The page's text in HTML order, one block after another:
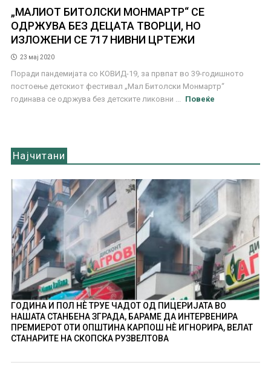
„МАЛИОТ БИТОЛСКИ МОНМАРТР“ СЕ
ОДРЖУВА БЕЗ ДЕЦАТА ТВОРЦИ, НО
ИЗЛОЖЕНИ СЕ 717 НИВНИ ЦРТЕЖИ
23 мај 2020
Поради пандемијата со КОВИД-19, за првпат во 39-годишното
постоење детскиот фестивал „Мал Битолски Монмартр“
годинава се одржува без детските ликовни ...
Повеќе
Најчитани
ГОДИНА И ПОЛ НÈ ТРУЕ ЧАДОТ ОД ПИЦЕРИЈАТА ВО
НАШАТА СТАНБЕНА ЗГРАДА, БАРАМЕ ДА ИНТЕРВЕНИРА
ПРЕМИЕРОТ ОТИ ОПШТИНА КАРПОШ НÈ ИГНОРИРА, ВЕЛАТ
СТАНАРИТЕ НА СКОПСКА РУЗВЕЛТОВА